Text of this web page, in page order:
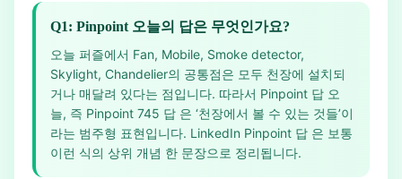
Q1: Pinpoint 오늘의 답은 무엇인가요?
오늘 퍼즐에서 Fan, Mobile, Smoke detector,
Skylight, Chandelier의 공통점은 모두 천장에 설치되
거나 매달려 있다는 점입니다. 따라서 Pinpoint 답 오
늘, 즉 Pinpoint 745 답 은 ‘천장에서 볼 수 있는 것들’이
라는 범주형 표현입니다. LinkedIn Pinpoint 답 은 보통
이런 식의 상위 개념 한 문장으로 정리됩니다.